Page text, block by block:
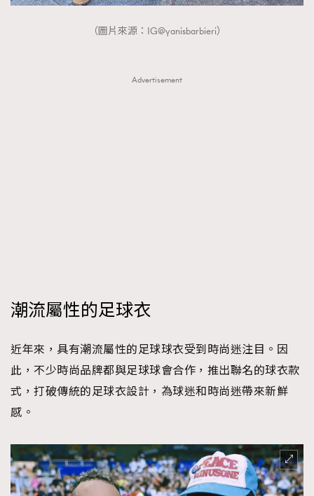
AFrenchMind
DressLikeAParisienne
（圖片來源：IG@yanisbarbieri）
Advertisement
潮流屬性的足球衣
近年來，具有潮流屬性的足球球衣受到時尚迷注目。因
此，不少時尚品牌都與足球球會合作，推出聯名的球衣款
式，打破傳統的足球衣設計，為球迷和時尚迷帶來新鮮
感。